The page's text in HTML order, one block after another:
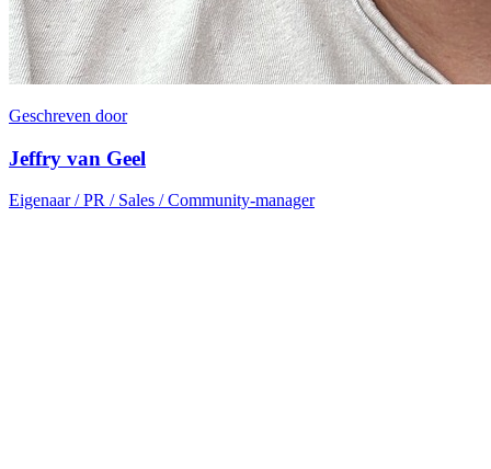
Geschreven door
Jeffry van Geel
Eigenaar / PR / Sales / Community-manager